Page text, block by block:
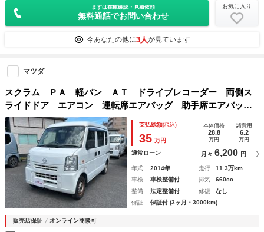
まずは在庫確認・見積依頼
無料通話でお問い合わせ
お気に入り
今あなたの他に3人が見ています
マツダ
スクラム ＰＡ 軽バン ＡＴ ドライブレコーダー 両側ス
ライドドア エアコン 運転席エアバッグ 助手席エアバッ
グ 記録簿
支払総額(税込)
35 万円
本体価格
28.8
万円
諸費用
6.2
万円
通常ローン 月々 6,200 円
年式 2014年 走行
11.3万km
車検
車検整備付 排気
660cc
整備
法定整備付 修復
なし
保証
保証付 (3ヶ月・3000km)
販売店保証 オンライン商談可